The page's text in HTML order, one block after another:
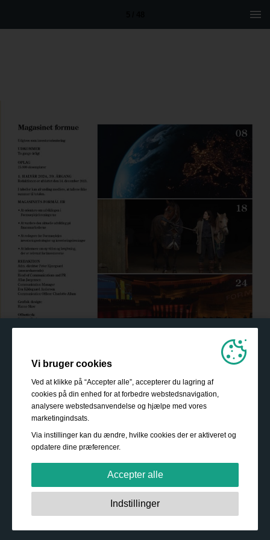
Sådan bliver du investor
Vi bruger cookies
Ved at klikke på “Accepter alle”, accepterer du lagring af
cookies på din enhed for at forbedre webstedsnavigation,
analysere webstedsanvendelse og hjælpe med vores
marketingindsats.
Via instillinger kan du ændre, hvilke cookies der er aktiveret og
opdatere dine præferencer.
Accepter alle
Strengt nødvendige:
Disse cookies er essentielle for at
sikre grundlæggende funktionalitet såsom navigation,
Indstillinger